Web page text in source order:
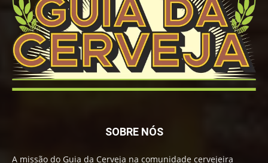
SOBRE NÓS
A missão do Guia da Cerveja na comunidade cervejeira